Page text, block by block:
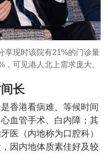
享现时该院有21%的门诊量
可见港人北上需求庞大。
长
香港看病难、等候时间
血管手术、白内障；其
医（内地称为口腔科）
因内地体质素佳好及较